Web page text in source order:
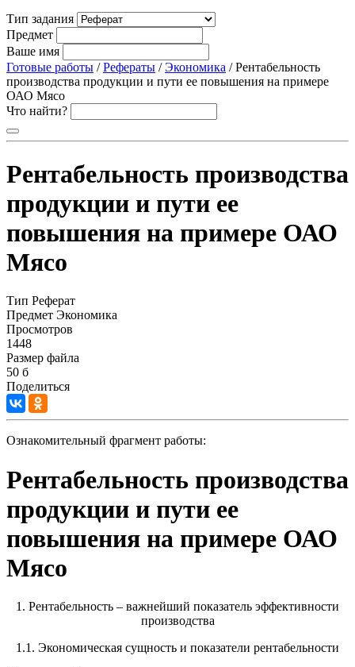
Тип задания
Предмет
Ваше имя
Готовые работы /Рефераты /Экономика / Рентабельность
производства продукции и пути ее повышения на примере
ОАО Мясо
Что найти?
Рентабельность производства
продукции и пути ее
повышения на примере ОАО
Мясо
Тип Реферат
Предмет Экономика
Просмотров
1448
Размер файла
50 б
Поделиться
Ознакомительный фрагмент работы:
Рентабельность производства
продукции и пути ее
повышения на примере ОАО
Мясо
1. Рентабельность – важнейший показатель эффективности
производства
1.1. Экономическая сущность и показатели рентабельности